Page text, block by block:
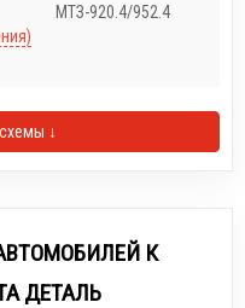
МТЗ-920.4/952.4
↓
К
ДЕТАЛЬ